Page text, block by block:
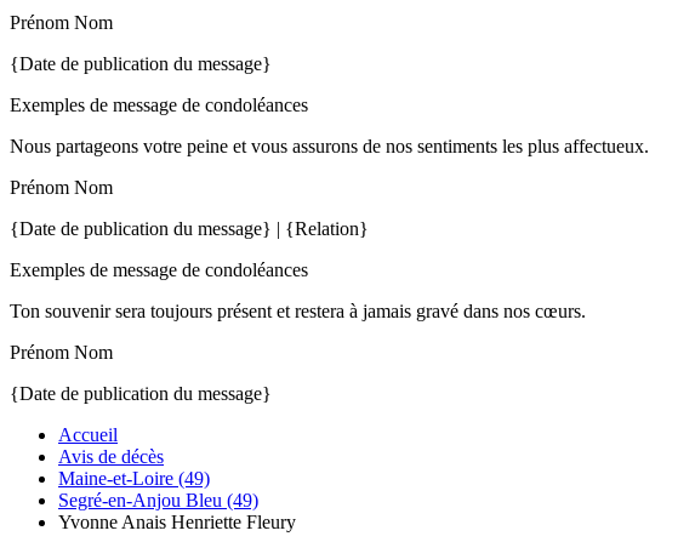
Prénom Nom
{Date de publication du message}
Exemples de message de condoléances
Nous partageons votre peine et vous assurons de nos sentiments les plus affectueux.
Prénom Nom
{Date de publication du message} | {Relation}
Exemples de message de condoléances
Ton souvenir sera toujours présent et restera à jamais gravé dans nos cœurs.
Prénom Nom
{Date de publication du message}
Accueil
Avis de décès
Maine-et-Loire (49)
Segré-en-Anjou Bleu (49)
Yvonne Anais Henriette Fleury